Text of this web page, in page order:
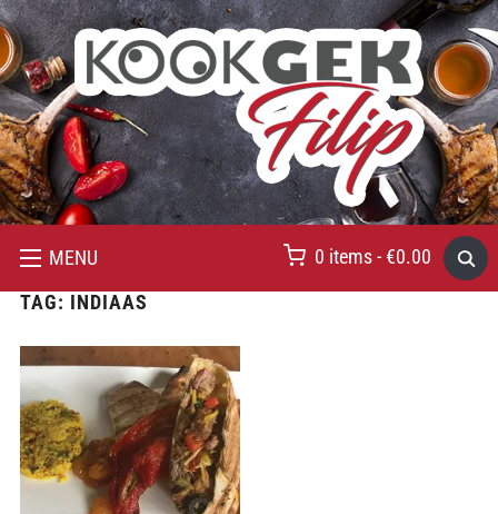
MENU 0 items - €0.00
TAG: INDIAAS